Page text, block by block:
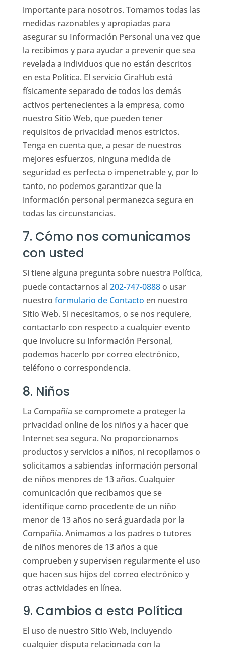
importante para nosotros. Tomamos todas las
medidas razonables y apropiadas para
asegurar su Información Personal una vez que
la recibimos y para ayudar a prevenir que sea
revelada a individuos que no están descritos
en esta Política. El servicio CiraHub está
físicamente separado de todos los demás
activos pertenecientes a la empresa, como
nuestro Sitio Web, que pueden tener
requisitos de privacidad menos estrictos.
Tenga en cuenta que, a pesar de nuestros
mejores esfuerzos, ninguna medida de
seguridad es perfecta o impenetrable y, por lo
tanto, no podemos garantizar que la
información personal permanezca segura en
todas las circunstancias.
7. Cómo nos comunicamos
con usted
Si tiene alguna pregunta sobre nuestra Política,
puede contactarnos al 202-747-0888o usar
nuestro formulario de Contacto en nuestro
Sitio Web. Si necesitamos, o se nos requiere,
contactarlo con respecto a cualquier evento
que involucre su Información Personal,
podemos hacerlo por correo electrónico,
teléfono o correspondencia.
8. Niños
La Compañía se compromete a proteger la
privacidad online de los niños y a hacer que
Internet sea segura. No proporcionamos
productos y servicios a niños, ni recopilamos o
solicitamos a sabiendas información personal
de niños menores de 13 años. Cualquier
comunicación que recibamos que se
identifique como procedente de un niño
menor de 13 años no será guardada por la
Compañía. Animamos a los padres o tutores
de niños menores de 13 años a que
comprueben y supervisen regularmente el uso
que hacen sus hijos del correo electrónico y
otras actividades en línea.
9. Cambios a esta Política
El uso de nuestro Sitio Web, incluyendo
cualquier disputa relacionada con la